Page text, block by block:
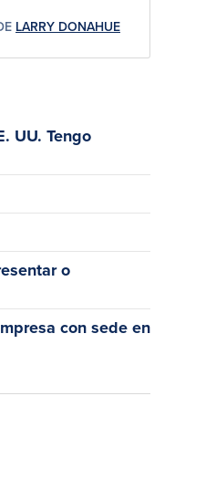
LARRY DONAHUE
UU. Tengo
o
con sede en